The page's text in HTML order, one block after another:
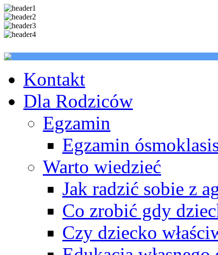
Kontakt
Dla Rodziców
Egzamin
Egzamin
Warto wiedzieć
Jak radzić sobie z
Co zrobić gdy
Czy dziecko